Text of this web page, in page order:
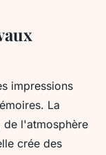
impressions
La
de l'atmosphère
crée des